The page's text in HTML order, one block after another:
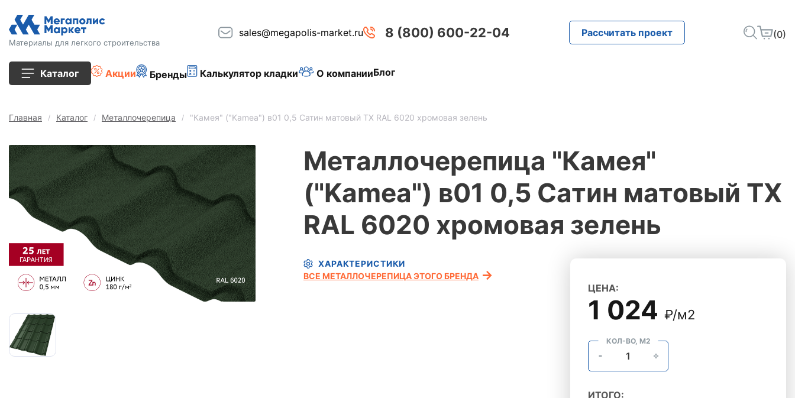
Материалы для легкого строительства
sales@megapolis-market.ru 8 (800) 600-22-04 Рассчитать проект (0)
Каталог
Кирпич
Плиты перекрытия
Сопутствующие товары
Тротуарная плитка
Сайдинг
Металлочерепица
Мягкая кровля
Акции Бренды Калькулятор кладки О компанииБлог
Главная Каталог Металлочерепица "Камея" ("Kamea") в01 0,5 Сатин матовый ТХ RAL 6020 хромовая зелень
Металлочерепица "Камея"
("Kamea") в01 0,5 Сатин матовый ТХ
RAL 6020 хромовая зелень
ХАРАКТЕРИСТИКИ
ВСЕ МЕТАЛЛОЧЕРЕПИЦА ЭТОГО БРЕНДА
ЦЕНА:
1 024 ₽/м2
КОЛ-ВО, М2
ИТОГО: